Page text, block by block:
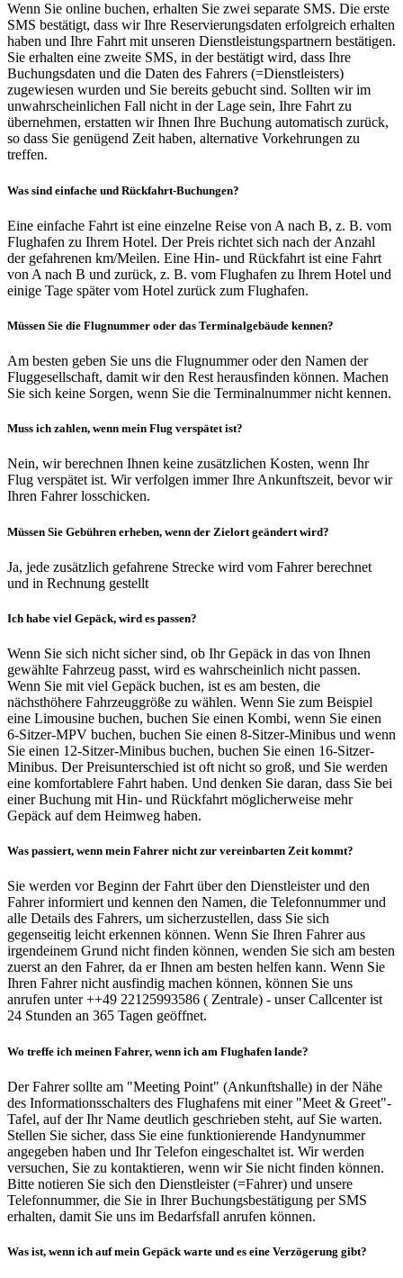
Wenn Sie online buchen, erhalten Sie zwei separate SMS. Die erste
SMS bestätigt, dass wir Ihre Reservierungsdaten erfolgreich erhalten
haben und Ihre Fahrt mit unseren Dienstleistungspartnern bestätigen.
Sie erhalten eine zweite SMS, in der bestätigt wird, dass Ihre
Buchungsdaten und die Daten des Fahrers (=Dienstleisters)
zugewiesen wurden und Sie bereits gebucht sind. Sollten wir im
unwahrscheinlichen Fall nicht in der Lage sein, Ihre Fahrt zu
übernehmen, erstatten wir Ihnen Ihre Buchung automatisch zurück,
so dass Sie genügend Zeit haben, alternative Vorkehrungen zu
treffen.
Was sind einfache und Rückfahrt-Buchungen?
Eine einfache Fahrt ist eine einzelne Reise von A nach B, z. B. vom
Flughafen zu Ihrem Hotel. Der Preis richtet sich nach der Anzahl
der gefahrenen km/Meilen. Eine Hin- und Rückfahrt ist eine Fahrt
von A nach B und zurück, z. B. vom Flughafen zu Ihrem Hotel und
einige Tage später vom Hotel zurück zum Flughafen.
Müssen Sie die Flugnummer oder das Terminalgebäude kennen?
Am besten geben Sie uns die Flugnummer oder den Namen der
Fluggesellschaft, damit wir den Rest herausfinden können. Machen
Sie sich keine Sorgen, wenn Sie die Terminalnummer nicht kennen.
Muss ich zahlen, wenn mein Flug verspätet ist?
Nein, wir berechnen Ihnen keine zusätzlichen Kosten, wenn Ihr
Flug verspätet ist. Wir verfolgen immer Ihre Ankunftszeit, bevor wir
Ihren Fahrer losschicken.
Müssen Sie Gebühren erheben, wenn der Zielort geändert wird?
Ja, jede zusätzlich gefahrene Strecke wird vom Fahrer berechnet
und in Rechnung gestellt
Ich habe viel Gepäck, wird es passen?
Wenn Sie sich nicht sicher sind, ob Ihr Gepäck in das von Ihnen
gewählte Fahrzeug passt, wird es wahrscheinlich nicht passen.
Wenn Sie mit viel Gepäck buchen, ist es am besten, die
nächsthöhere Fahrzeuggröße zu wählen. Wenn Sie zum Beispiel
eine Limousine buchen, buchen Sie einen Kombi, wenn Sie einen
6-Sitzer-MPV buchen, buchen Sie einen 8-Sitzer-Minibus und wenn
Sie einen 12-Sitzer-Minibus buchen, buchen Sie einen 16-Sitzer-
Minibus. Der Preisunterschied ist oft nicht so groß, und Sie werden
eine komfortablere Fahrt haben. Und denken Sie daran, dass Sie bei
einer Buchung mit Hin- und Rückfahrt möglicherweise mehr
Gepäck auf dem Heimweg haben.
Was passiert, wenn mein Fahrer nicht zur vereinbarten Zeit kommt?
Sie werden vor Beginn der Fahrt über den Dienstleister und den
Fahrer informiert und kennen den Namen, die Telefonnummer und
alle Details des Fahrers, um sicherzustellen, dass Sie sich
gegenseitig leicht erkennen können. Wenn Sie Ihren Fahrer aus
irgendeinem Grund nicht finden können, wenden Sie sich am besten
zuerst an den Fahrer, da er Ihnen am besten helfen kann. Wenn Sie
Ihren Fahrer nicht ausfindig machen können, können Sie uns
anrufen unter ++49 22125993586 ( Zentrale) - unser Callcenter ist
24 Stunden an 365 Tagen geöffnet.
Wo treffe ich meinen Fahrer, wenn ich am Flughafen lande?
Der Fahrer sollte am "Meeting Point" (Ankunftshalle) in der Nähe
des Informationsschalters des Flughafens mit einer "Meet & Greet"-
Tafel, auf der Ihr Name deutlich geschrieben steht, auf Sie warten.
Stellen Sie sicher, dass Sie eine funktionierende Handynummer
angegeben haben und Ihr Telefon eingeschaltet ist. Wir werden
versuchen, Sie zu kontaktieren, wenn wir Sie nicht finden können.
Bitte notieren Sie sich den Dienstleister (=Fahrer) und unsere
Telefonnummer, die Sie in Ihrer Buchungsbestätigung per SMS
erhalten, damit Sie uns im Bedarfsfall anrufen können.
Was ist, wenn ich auf mein Gepäck warte und es eine Verzögerung gibt?